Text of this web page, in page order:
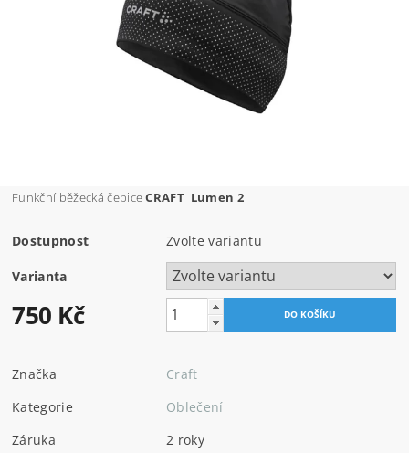
Funkční běžecká čepiceCRAFT Lumen 2
Dostupnost Zvolte variantu
Varianta
750 Kč
Značka
Craft
Kategorie
Oblečení
Záruka
2 roky